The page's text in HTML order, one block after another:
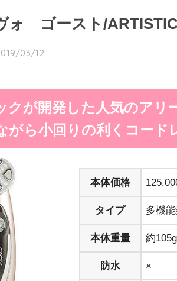
ォ ゴースト/
03/12
クが開発した人気のアリ
がら小回りの利くコード
本体価格
タイプ 多機
本体重量 約105g
防水 ×